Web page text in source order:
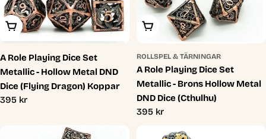
Lägg I Varukorg
A Role Playing Dice Set
Metallic - Hollow Metal DND
Dice (Flying Dragon) Koppar
Ordinarie
395 kr
Lägg I Varukorg
ROLLSPEL & TÄRNINGAR
A Role Playing Dice Set
Metallic - Brons Hollow Metal
DND Dice (Cthulhu)
Ordinarie
395 kr